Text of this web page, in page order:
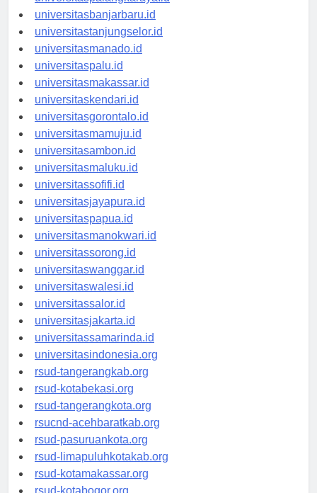
universitaspalangkaraya.id
universitasbanjarbaru.id
universitastanjungselor.id
universitasmanado.id
universitaspalu.id
universitasmakassar.id
universitaskendari.id
universitasgorontalo.id
universitasmamuju.id
universitasambon.id
universitasmaluku.id
universitassofifi.id
universitasjayapura.id
universitaspapua.id
universitasmanokwari.id
universitassorong.id
universitaswanggar.id
universitaswalesi.id
universitassalor.id
universitasjakarta.id
universitassamarinda.id
universitasindonesia.org
rsud-tangerangkab.org
rsud-kotabekasi.org
rsud-tangerangkota.org
rsucnd-acehbaratkab.org
rsud-pasuruankota.org
rsud-limapuluhkotakab.org
rsud-kotamakassar.org